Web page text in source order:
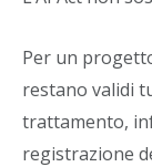
Per un
restano validi
trattamento,
registrazione